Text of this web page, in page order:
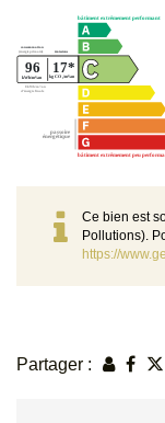
Ce bien est
Pollutions).
https://
Partager :